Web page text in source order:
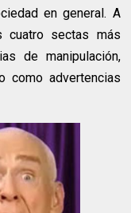
en general. A
cuatro sectas más
de manipulación,
como advertencias